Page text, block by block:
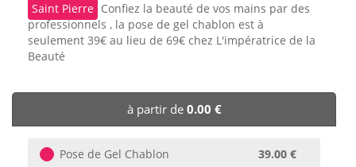
💅 Beauté
🎯 Loisirs
🏨 Hôtels
🎈 Événements
Saint Pierre Confiez la beauté de vos mains par des
professionnels , la pose de gel chablon est à
seulement 39€ au lieu de 69€ chez L'impératrice de la
Beauté
à partir de 0.00 €
Pose de Gel Chablon 39.00 €